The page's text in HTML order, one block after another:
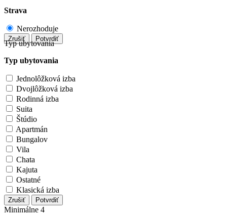
Strava
Nerozhoduje
Zrušiť Potvrdiť
Typ ubytovania
Typ ubytovania
Jednolôžková izba
Dvojlôžková izba
Rodinná izba
Suita
Štúdio
Apartmán
Bungalov
Vila
Chata
Kajuta
Ostatné
Klasická izba
Zrušiť Potvrdiť
Minimálne 4